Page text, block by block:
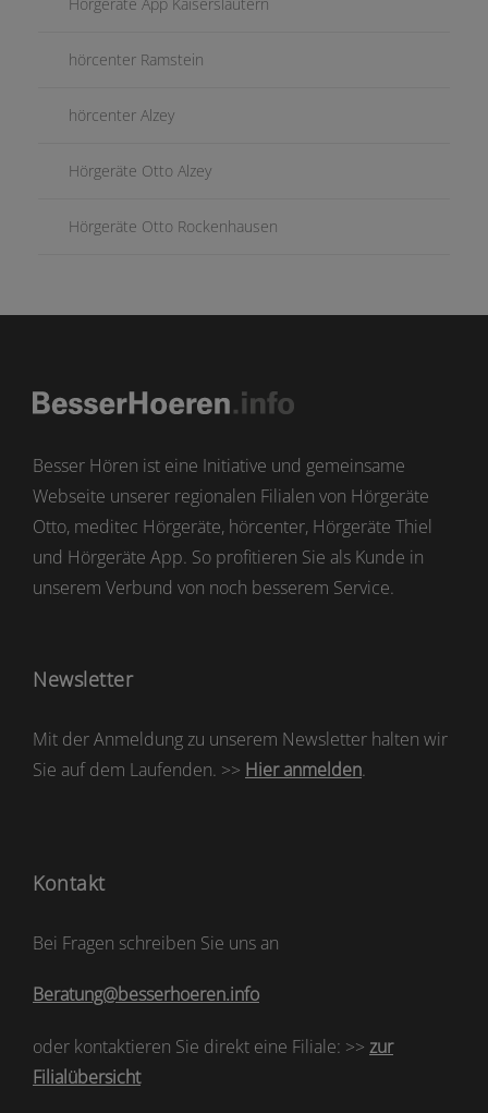
hörcenter Ramstein
hörcenter Alzey
Hörgeräte Otto Alzey
Hörgeräte Otto Rockenhausen
Besser Hören ist eine Initiative und gemeinsame
Webseite unserer regionalen Filialen von Hörgeräte
Otto, meditec Hörgeräte, hörcenter, Hörgeräte Thiel
und Hörgeräte App. So profitieren Sie als Kunde in
unserem Verbund von noch besserem Service.
Newsletter
Mit der Anmeldung zu unserem Newsletter halten wir
Sie auf dem Laufenden. >> Hier anmelden.
Kontakt
Bei Fragen schreiben Sie uns an
Beratung@besserhoeren.info
oder kontaktieren Sie direkt eine Filiale: >> zur
Filialübersicht